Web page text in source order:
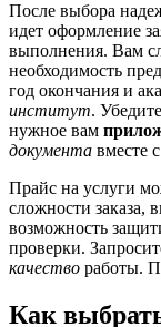
После выбора
идет оформление
выполнения. Вам
необходимость
год окончания и
институт.
нужное вам
документа вместе
Прайс на услуги
сложности заказа,
возможность
проверки.
качество работы.
Как